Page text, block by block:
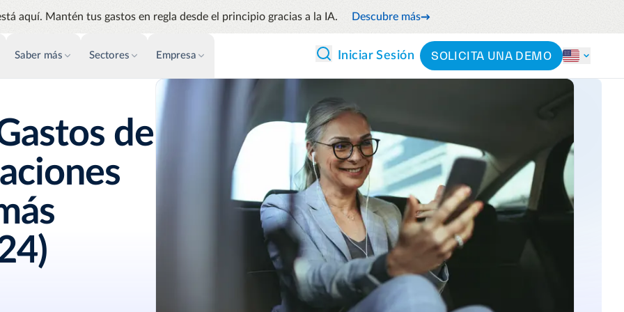
aquí. Mantén tus gastos en regla desde el principio gracias a la IA. Descubre más
Automatización AP
Simplifica y agiliza los pagos y las
Facturas de proveedores
PERSPECTIVAS Y ANÁLISIS
Análisis
Gestiona el flujo de efectivo anticipando
los gastos futuros
Audit
Identifica y reduce el gasto innecesario
Emburse AI
Saber más
Eventos y Webinar
Sectores Empresa Iniciar Sesión SOLICITA UNA DEMO
de